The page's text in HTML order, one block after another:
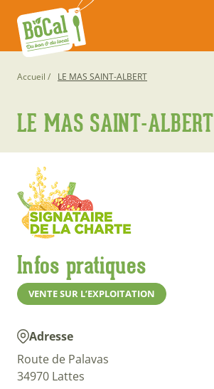
contenu
principal
Fil
d'Ariane
Accueil LE MAS SAINT-ALBERT
LE MAS SAINT-ALBERT
Infos pratiques
VENTE SUR L’EXPLOITATION
Adresse
Route de Palavas
34970 Lattes